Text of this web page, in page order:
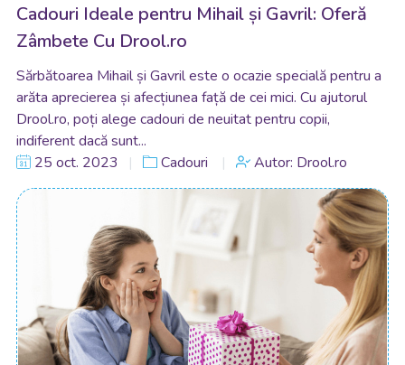
Cadouri Ideale pentru Mihail și Gavril: Oferă
Zâmbete Cu Drool.ro
Sărbătoarea Mihail și Gavril este o ocazie specială pentru a
arăta aprecierea și afecțiunea față de cei mici. Cu ajutorul
Drool.ro, poți alege cadouri de neuitat pentru copii,
indiferent dacă sunt...
25 oct. 2023
Cadouri Autor: Drool.ro